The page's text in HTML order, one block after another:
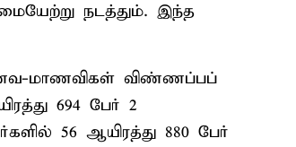
நடத்தும். இந்த
மாணவிகள் விண்ணப்பப்
694 பேர் 2
56 ஆயிரத்து 880 பேர்